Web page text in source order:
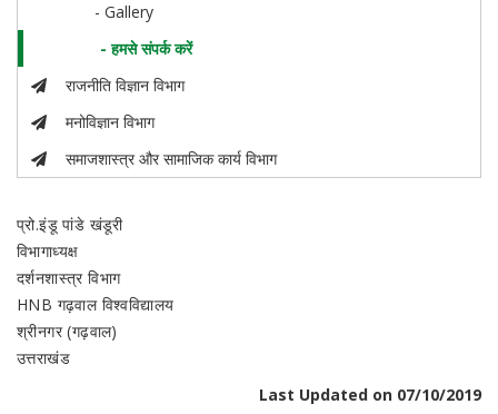
- Gallery
- हमसे संपर्क करें
राजनीति विज्ञान विभाग
मनोविज्ञान विभाग
समाजशास्त्र और सामाजिक कार्य विभाग
प्रो.इंडू पांडे खंडूरी
विभागाध्यक्ष
दर्शनशास्त्र विभाग
HNB गढ़वाल विश्वविद्यालय
श्रीनगर (गढ़वाल)
उत्तराखंड
Last Updated on 07/10/2019